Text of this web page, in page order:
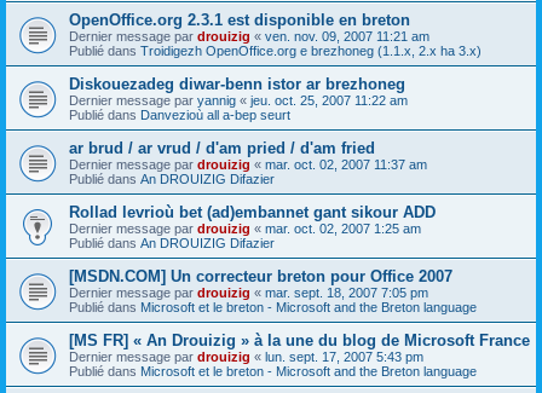
OpenOffice.org 2.3.1 est disponible en breton
Dernier message par drouizig « ven. nov. 09, 2007 11:21 am
Publié dans Troidigezh OpenOffice.org e brezhoneg (1.1.x, 2.x ha 3.x)
Diskouezadeg diwar-benn istor ar brezhoneg
Dernier message par yannig « jeu. oct. 25, 2007 11:22 am
Publié dans Danvezioù all a-bep seurt
ar brud / ar vrud / d'am pried / d'am fried
Dernier message par drouizig « mar. oct. 02, 2007 11:37 am
Publié dans An DROUIZIG Difazier
Rollad levrioù bet (ad)embannet gant sikour ADD
Dernier message par drouizig « mar. oct. 02, 2007 1:25 am
Publié dans An DROUIZIG Difazier
[MSDN.COM] Un correcteur breton pour Office 2007
Dernier message par drouizig « mar. sept. 18, 2007 7:05 pm
Publié dans Microsoft et le breton - Microsoft and the Breton language
[MS FR] « An Drouizig » à la une du blog de Microsoft France
Dernier message par drouizig « lun. sept. 17, 2007 5:43 pm
Publié dans Microsoft et le breton - Microsoft and the Breton language